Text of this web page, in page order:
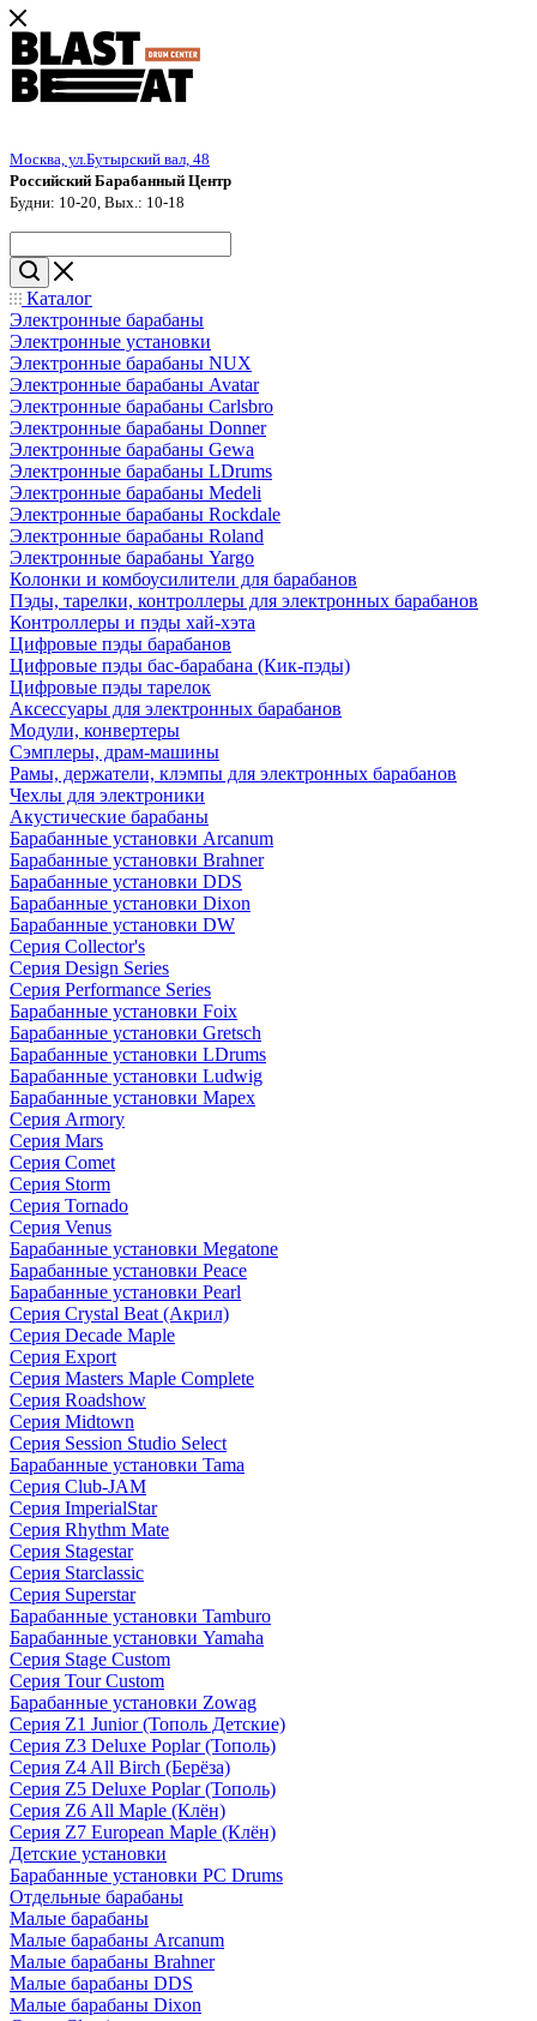
Москва, ул.Бутырский вал, 48
Российский Барабанный Центр
Будни: 10-20, Вых.: 10-18
Каталог
Электронные барабаны
Электронные установки
Электронные барабаны NUX
Электронные барабаны Avatar
Электронные барабаны Carlsbro
Электронные барабаны Donner
Электронные барабаны Gewa
Электронные барабаны LDrums
Электронные барабаны Medeli
Электронные барабаны Rockdale
Электронные барабаны Roland
Электронные барабаны Yargo
Колонки и комбоусилители для барабанов
Пэды, тарелки, контроллеры для электронных барабанов
Контроллеры и пэды хай-хэта
Цифровые пэды барабанов
Цифровые пэды бас-барабана (Кик-пэды)
Цифровые пэды тарелок
Аксессуары для электронных барабанов
Модули, конвертеры
Сэмплеры, драм-машины
Рамы, держатели, клэмпы для электронных барабанов
Чехлы для электроники
Акустические барабаны
Барабанные установки Arcanum
Барабанные установки Brahner
Барабанные установки DDS
Барабанные установки Dixon
Барабанные установки DW
Серия Collector's
Серия Design Series
Серия Performance Series
Барабанные установки Foix
Барабанные установки Gretsch
Барабанные установки LDrums
Барабанные установки Ludwig
Барабанные установки Mapex
Серия Armory
Серия Mars
Серия Comet
Серия Storm
Серия Tornado
Серия Venus
Барабанные установки Megatone
Барабанные установки Peace
Барабанные установки Pearl
Серия Crystal Beat (Акрил)
Серия Decade Maple
Серия Export
Серия Masters Maple Complete
Серия Roadshow
Серия Midtown
Серия Session Studio Select
Барабанные установки Tama
Серия Club-JAM
Серия ImperialStar
Серия Rhythm Mate
Серия Stagestar
Серия Starclassic
Серия Superstar
Барабанные установки Tamburo
Барабанные установки Yamaha
Серия Stage Custom
Серия Tour Custom
Барабанные установки Zowag
Серия Z1 Junior (Тополь Детские)
Серия Z3 Deluxe Poplar (Тополь)
Серия Z4 All Birch (Берёза)
Серия Z5 Deluxe Poplar (Тополь)
Серия Z6 All Maple (Клён)
Серия Z7 European Maple (Клён)
Детские установки
Барабанные установки PC Drums
Отдельные барабаны
Малые барабаны
Малые барабаны Arcanum
Малые барабаны Brahner
Малые барабаны DDS
Малые барабаны Dixon